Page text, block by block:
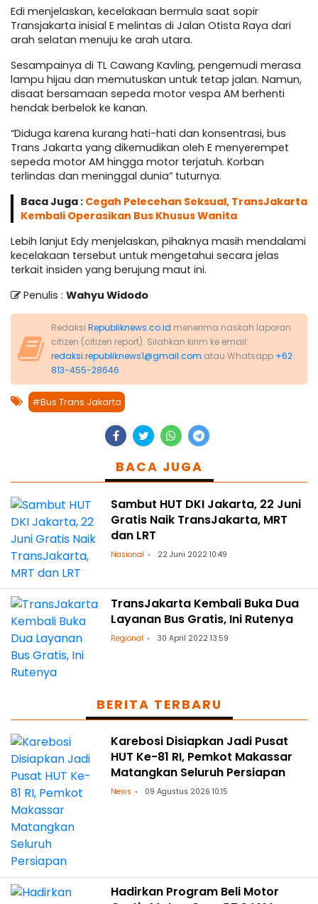
Edi menjelaskan, kecelakaan bermula saat sopir
Transjakarta inisial E melintas di Jalan Otista Raya dari
arah selatan menuju ke arah utara.
Sesampainya di TL Cawang Kavling, pengemudi merasa
lampu hijau dan memutuskan untuk tetap jalan. Namun,
disaat bersamaan sepeda motor vespa AM berhenti
hendak berbelok ke kanan.
“Diduga karena kurang hati-hati dan konsentrasi, bus
Trans Jakarta yang dikemudikan oleh E menyerempet
sepeda motor AM hingga motor terjatuh. Korban
terlindas dan meninggal dunia” tuturnya.
Baca Juga : Cegah Pelecehan Seksual, TransJakarta
Kembali Operasikan Bus Khusus Wanita
Lebih lanjut Edy menjelaskan, pihaknya masih mendalami
kecelakaan tersebut untuk mengetahui secara jelas
terkait insiden yang berujung maut ini.
Penulis : Wahyu Widodo
Redaksi Republiknews.co.id menerima naskah laporan
citizen (citizen report). Silahkan kirim ke email:
redaksi.republiknews1@gmail.com atau Whatsapp +62
813-455-28646
#Bus Trans Jakarta
BACA JUGA
Sambut HUT DKI Jakarta, 22 Juni
Gratis Naik TransJakarta, MRT
dan LRT
Nasional 22 Juni 2022 10:49
TransJakarta Kembali Buka Dua
Layanan Bus Gratis, Ini Rutenya
Regional 30 April 2022 13:59
BERITA TERBARU
Karebosi Disiapkan Jadi Pusat
HUT Ke-81 RI, Pemkot Makassar
Matangkan Seluruh Persiapan
News 09 Agustus 2026 10:15
Hadirkan Program Beli Motor